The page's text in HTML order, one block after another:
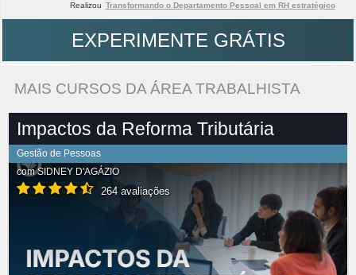
Realizou Transformando o Departamento Pessoal em RH estratégico
EXPERIMENTE GRÁTIS
MAIS CURSOS DA ÁREA TRABALHISTA
Impactos da Reforma Tributária
Gestão de Pessoas
comSIDNEY D'AGÁZIO
264 avaliações